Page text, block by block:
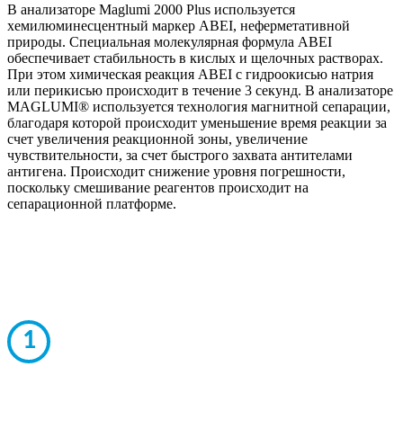
В анализаторе Maglumi 2000 Plus используется
хемилюминесцентный маркер ABEI, неферметативной
природы. Специальная молекулярная формула ABEI
обеспечивает стабильность в кислых и щелочных растворах.
При этом химическая реакция ABEI с гидроокисью натрия
или перикисью происходит в течение 3 секунд. В анализаторе
MAGLUMI® используется технология магнитной сепарации,
благодаря которой происходит уменьшение время реакции за
счет увеличения реакционной зоны, увеличение
чувствительности, за счет быстрого захвата антителами
антигена. Происходит снижение уровня погрешности,
поскольку смешивание реагентов происходит на
сепарационной платформе.
1